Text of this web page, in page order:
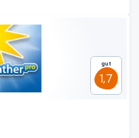
Gut
1,7